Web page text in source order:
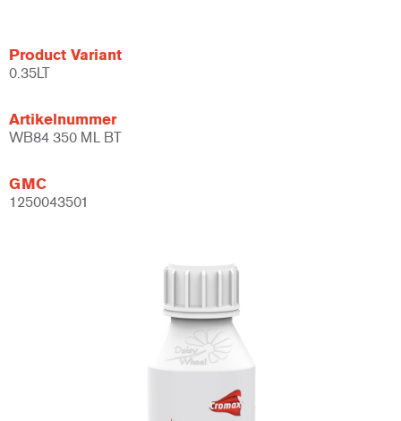
Product Variant
0.35LT
Artikelnummer
WB84 350 ML BT
GMC
1250043501